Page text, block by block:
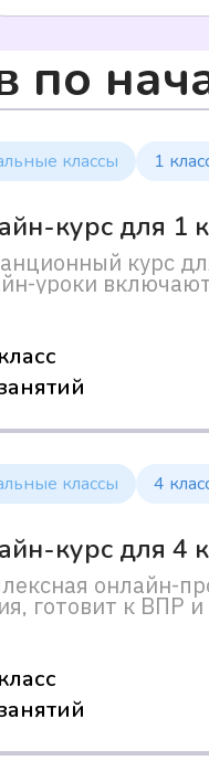
по
классы 1
курс для 1
курс
уроки
классы 4
курс для 4
онлайн-
готовит к ВПР